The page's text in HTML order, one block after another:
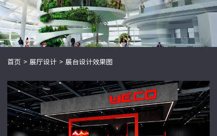
首页 > 展厅设计 > 展台设计效果图